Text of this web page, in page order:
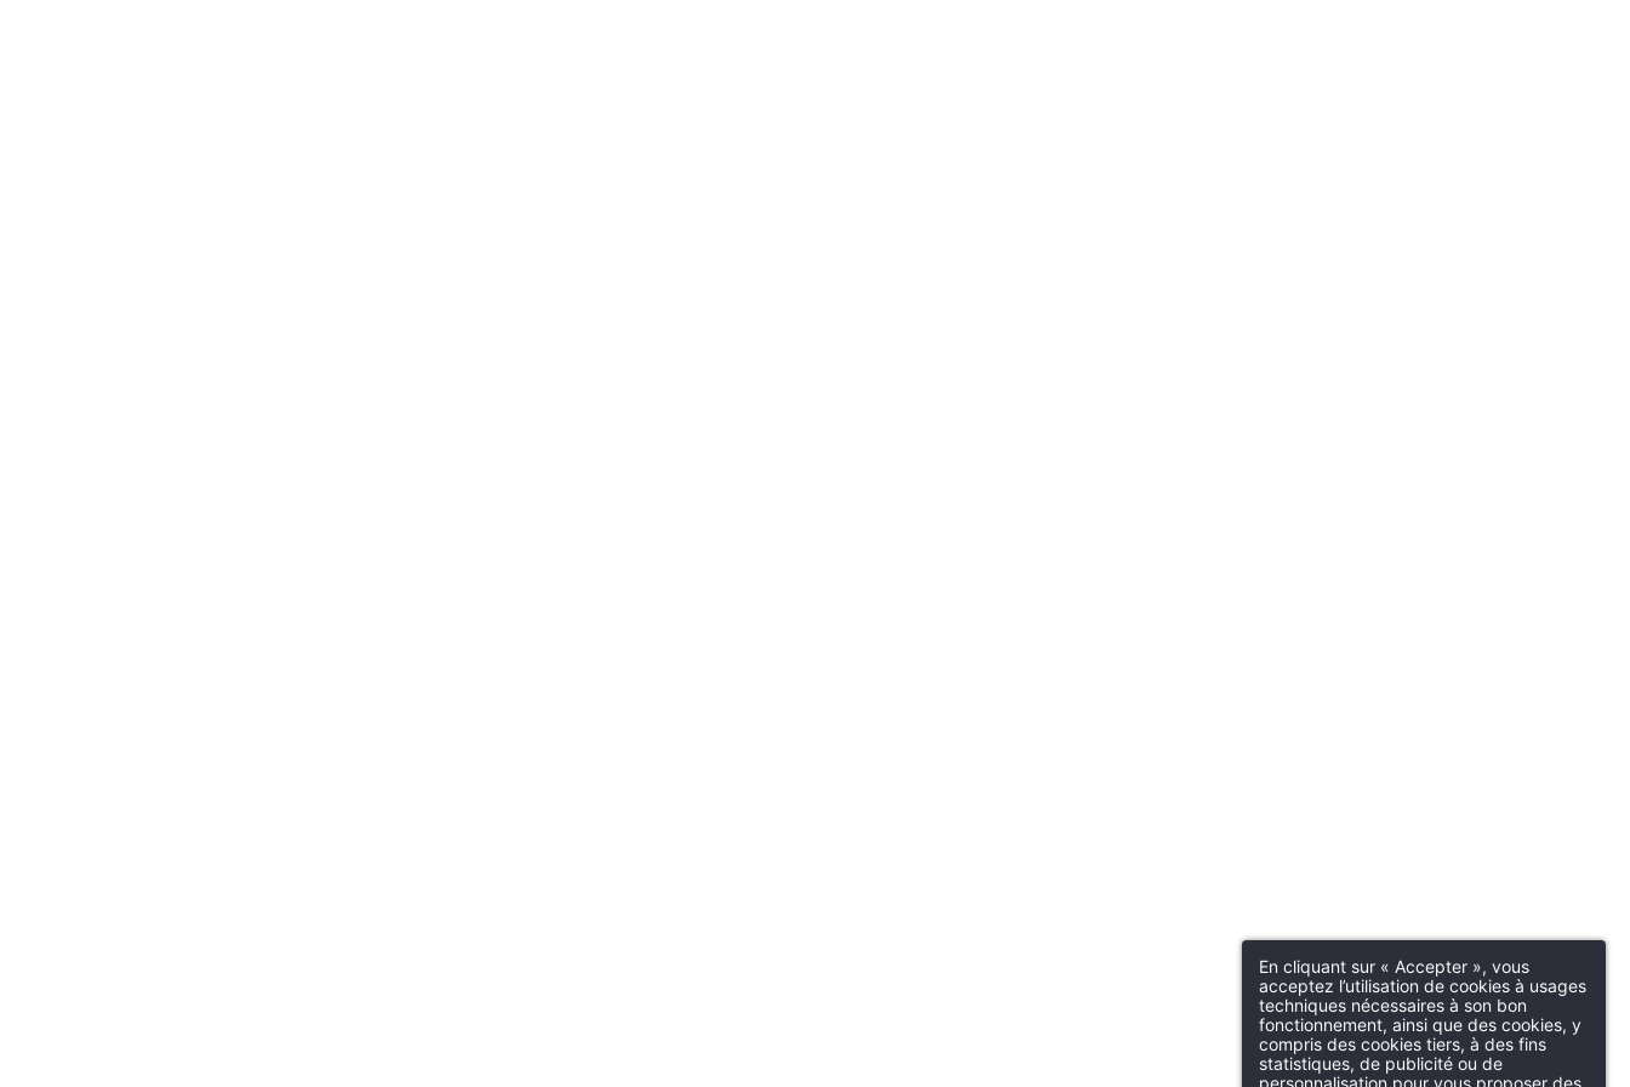
En cliquant sur « Accepter », vous
acceptez l’utilisation de cookies à usages
techniques nécessaires à son bon
fonctionnement, ainsi que des cookies, y
compris des cookies tiers, à des fins
statistiques, de publicité ou de
personnalisation pour vous proposer des